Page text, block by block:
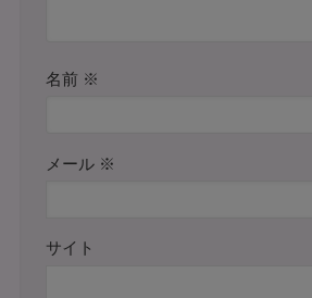
名前 ※
メール ※
サイト